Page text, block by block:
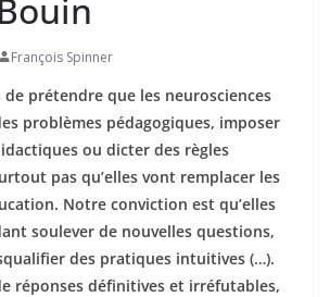
François Spinner
de prétendre que les neurosciences
problèmes pédagogiques, imposer
ou dicter des règles
pas qu’elles vont remplacer les
Notre conviction est qu’elles
soulever de nouvelles questions,
des pratiques intuitives (…).
réponses définitives et irréfutables,